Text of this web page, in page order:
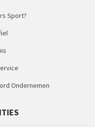
Sport?
Ondernemen